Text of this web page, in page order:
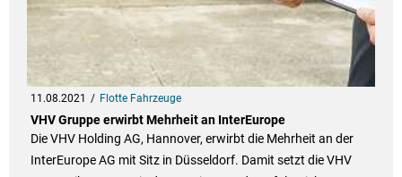
11.08.2021 Flotte Fahrzeuge
VHV Gruppe erwirbt Mehrheit an InterEurope
Die VHV Holding AG, Hannover, erwirbt die Mehrheit an der
InterEurope AG mit Sitz in Düsseldorf. Damit setzt die VHV